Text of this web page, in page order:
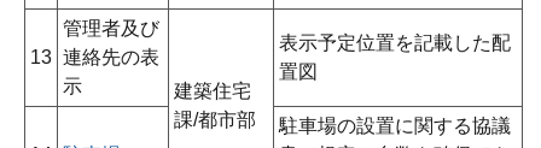
13
管理者及び
連絡先の表
示
建築住宅
課/都市部
表示予定位置を記載した配
置図
駐車場の設置に関する協議